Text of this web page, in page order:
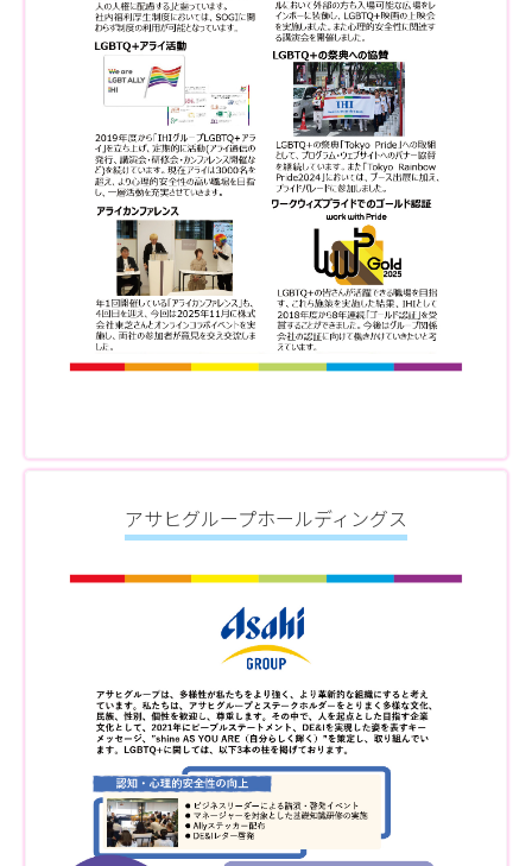
アサヒグループホールディングス